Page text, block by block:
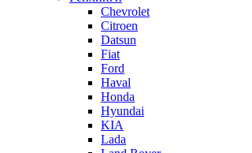
Chevrolet
Citroen
Datsun
Fiat
Ford
Haval
Honda
Hyundai
KIA
Lada